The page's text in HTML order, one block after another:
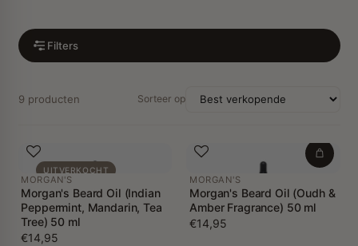
Filters
9 producten Sorteer op
UITVERKOCHT
MORGAN'S
Morgan's Beard Oil (Indian
Peppermint, Mandarin, Tea
Tree) 50 ml
€14,95
MORGAN'S
Morgan's Beard Oil (Oudh &
Amber Fragrance) 50 ml
€14,95